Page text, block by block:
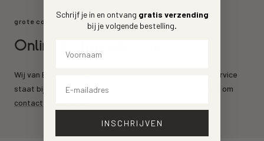
grote collectie
Online behang kopen
Wij van Behang.nl leveren de mooiste behang merken. Service
staat bij ons voorrop. Heeft u een vraag? Aarzel dan niet om
contact
Schrijf je in en ontvang gratis verzending
bij je volgende bestelling.
INSCHRIJVEN